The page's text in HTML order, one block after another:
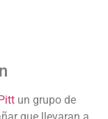
un grupo de